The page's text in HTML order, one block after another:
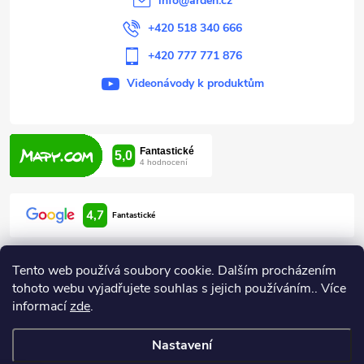
Tento web používá soubory cookie. Dalším procházením
tohoto webu vyjadřujete souhlas s jejich používáním.. Více
informacízde.
Nastavení
ý
p
s
u
+420 518 340 666
+420 777 771 876
Videonávody k produktům
4,7 Fantastické